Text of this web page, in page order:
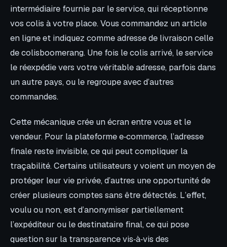
intermédiaire fournie par le service, qui réceptionne
vos colis à votre place. Vous commandez un article
en ligne et indiquez comme adresse de livraison celle
de colisboomerang. Une fois le colis arrivé, le service
le réexpédie vers votre véritable adresse, parfois dans
un autre pays, ou le regroupe avec d’autres
commandes.
Cette mécanique crée un écran entre vous et le
vendeur. Pour la plateforme e‑commerce, l’adresse
finale reste invisible, ce qui peut compliquer la
traçabilité. Certains utilisateurs y voient un moyen de
protéger leur vie privée, d’autres une opportunité de
créer plusieurs comptes sans être détectés. L’effet,
voulu ou non, est d’anonymiser partiellement
l’expéditeur ou le destinataire final, ce qui pose
question sur la transparence vis‑à‑vis des